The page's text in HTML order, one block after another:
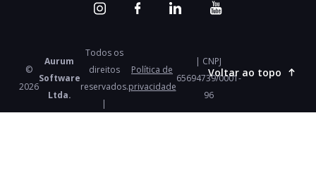
©
2026
Aurum
Software
Ltda.
Todos os
direitos
reservados.
|
Política de
privacidade
| CNPJ
65694739/0001-
96
Voltar ao topo